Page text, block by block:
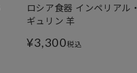
ロシア食器 インペリアル
ギュリン 羊
¥3,300税込